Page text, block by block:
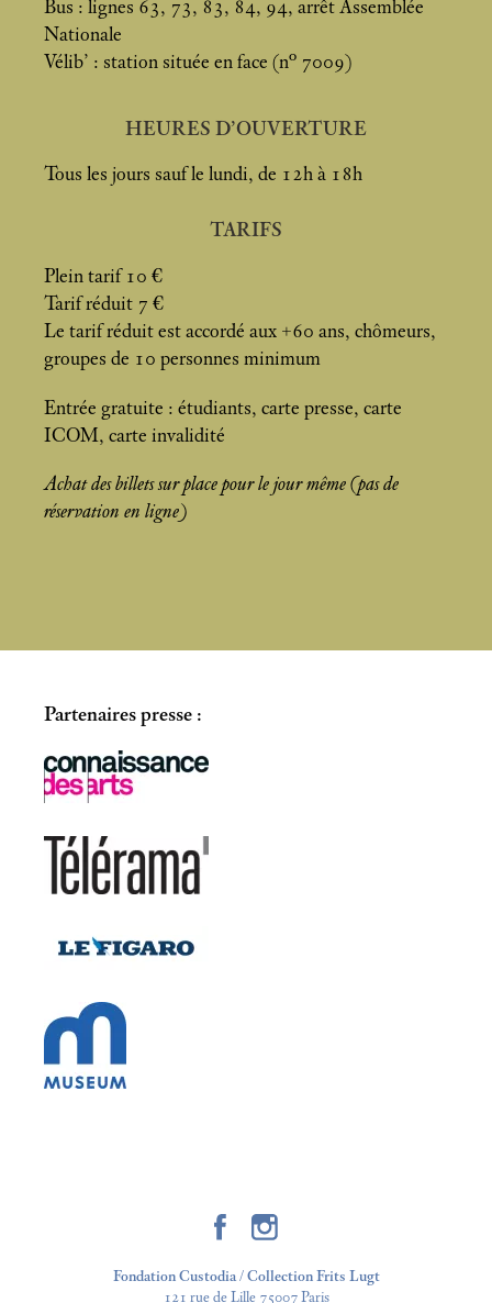
Bus : lignes 63, 73, 83, 84, 94, arrêt Assemblée
Nationale
Vélib’ : station située en face (n° 7009)
HEURES D’OUVERTURE
Tous les jours sauf le lundi, de 12h à 18h
TARIFS
Plein tarif 10 €
Tarif réduit 7 €
Le tarif réduit est accordé aux +60 ans, chômeurs,
groupes de 10 personnes minimum
Entrée gratuite : étudiants, carte presse, carte
ICOM, carte invalidité
Achat des billets sur place pour le jour même (pas de
réservation en ligne)
Partenaires presse :
Fondation Custodia / Collection Frits Lugt
121 rue de Lille 75007 Paris